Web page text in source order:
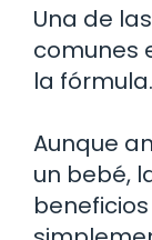
Una de
comunes
la fórmula.
Aunque
un bebé,